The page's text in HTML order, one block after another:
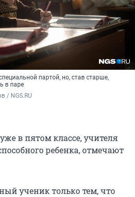
партой, но, став старше,
в паре
/ NGS.RU
в пятом классе, учителя
ребенка, отмечают
ученик только тем, что